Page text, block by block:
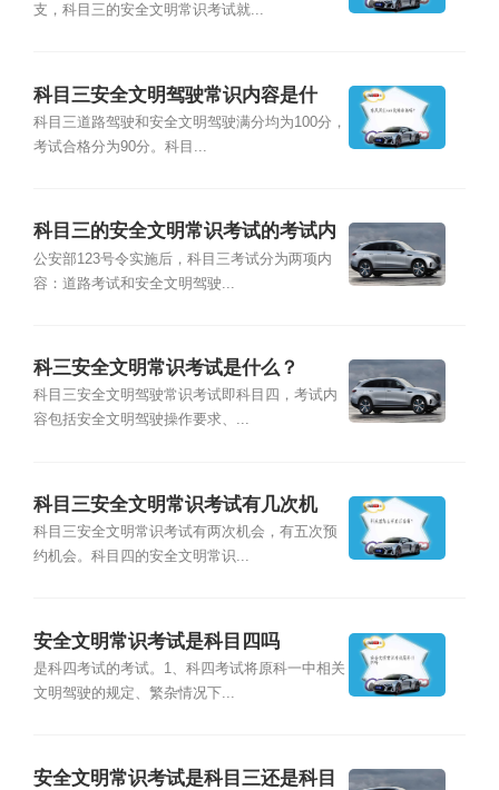
支，科目三的安全文明常识考试就...
科目三安全文明驾驶常识内容是什
么？
科目三道路驾驶和安全文明驾驶满分均为100分，
考试合格分为90分。科目...
科目三的安全文明常识考试的考试内
容是什么？
公安部123号令实施后，科目三考试分为两项内
容：道路考试和安全文明驾驶...
科三安全文明常识考试是什么？
科目三安全文明驾驶常识考试即科目四，考试内
容包括安全文明驾驶操作要求、...
科目三安全文明常识考试有几次机
会？
科目三安全文明常识考试有两次机会，有五次预
约机会。科目四的安全文明常识...
安全文明常识考试是科目四吗
是科四考试的考试。1、科四考试将原科一中相关
文明驾驶的规定、繁杂情况下...
安全文明常识考试是科目三还是科目